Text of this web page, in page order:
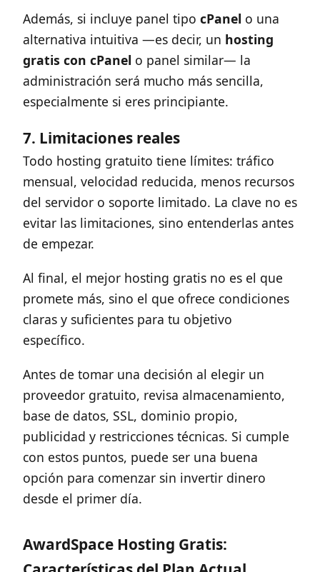
Además, si incluye panel tipo cPanel o una
alternativa intuitiva —es decir, un hosting
gratis con cPanel o panel similar— la
administración será mucho más sencilla,
especialmente si eres principiante.
7. Limitaciones reales
Todo hosting gratuito tiene límites: tráfico
mensual, velocidad reducida, menos recursos
del servidor o soporte limitado. La clave no es
evitar las limitaciones, sino entenderlas antes
de empezar.
Al final, el mejor hosting gratis no es el que
promete más, sino el que ofrece condiciones
claras y suficientes para tu objetivo
específico.
Antes de tomar una decisión al elegir un
proveedor gratuito, revisa almacenamiento,
base de datos, SSL, dominio propio,
publicidad y restricciones técnicas. Si cumple
con estos puntos, puede ser una buena
opción para comenzar sin invertir dinero
desde el primer día.
AwardSpace Hosting Gratis: